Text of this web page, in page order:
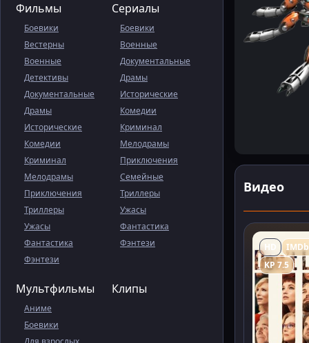
Фильмы
Боевики
Вестерны
Военные
Детективы
Документальные
Драмы
Исторические
Комедии
Криминал
Мелодрамы
Приключения
Триллеры
Ужасы
Фантастика
Фэнтези
Сериалы
Боевики
Военные
Документальные
Драмы
Исторические
Комедии
Криминал
Мелодрамы
Приключения
Семейные
Триллеры
Ужасы
Фантастика
Фэнтези
Мультфильмы
Аниме
Боевики
Клипы
Видео
HD
KP 7.5